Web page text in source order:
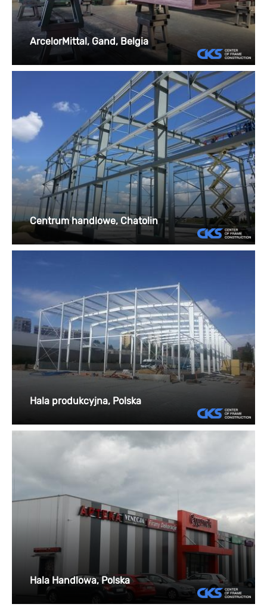
ArcelorMittal, Gand, Belgia
Centrum handlowe, Chatolin
Hala produkcyjna, Polska
Hala Handlowa, Polska